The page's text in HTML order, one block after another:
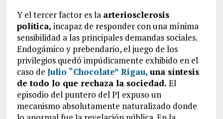
Y el tercer factor es la arteriosclerosis
política, incapaz de responder con una mínima
sensibilidad a las principales demandas sociales.
Endogámico y prebendario, el juego de los
privilegios quedó impúdicamente exhibido en el
caso de Julio “Chocolate” Rigau, una síntesis
de todo lo que rechaza la sociedad. El
episodio del puntero del PJ expuso un
mecanismo absolutamente naturalizado donde